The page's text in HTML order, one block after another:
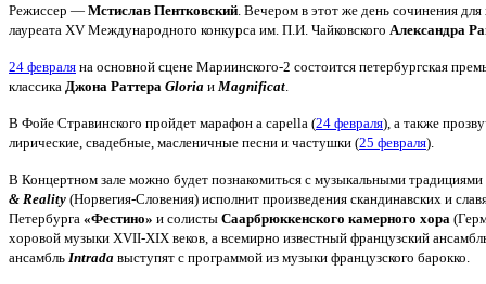
Режиссер — Мстислав Пентковский . Вечером в этот же день сочинения
лауреата XV Международного конкурса им. П.И. Чайковского Александра
24 февраля на основной сцене Мариинского-2 состоится петербургская
классика Джона Раттера Gloria и Magnificat
В Фойе Стравинского пройдет марафон a capella (24 февраля), а также
лирические, свадебные, масленичные песни и частушки (25 февраля).
В Концертном зале можно будет познакомиться с музыкальными
& Reality (Норвегия-Словения) исполнит произведения скандинавских и
Петербурга «Фестино» и солисты Саарбрюккенского камерного хора
хоровой музыки XVII-XIX веков, а всемирно известный французский
ансамбль Intrada выступят с программой из музыки французского барокко.